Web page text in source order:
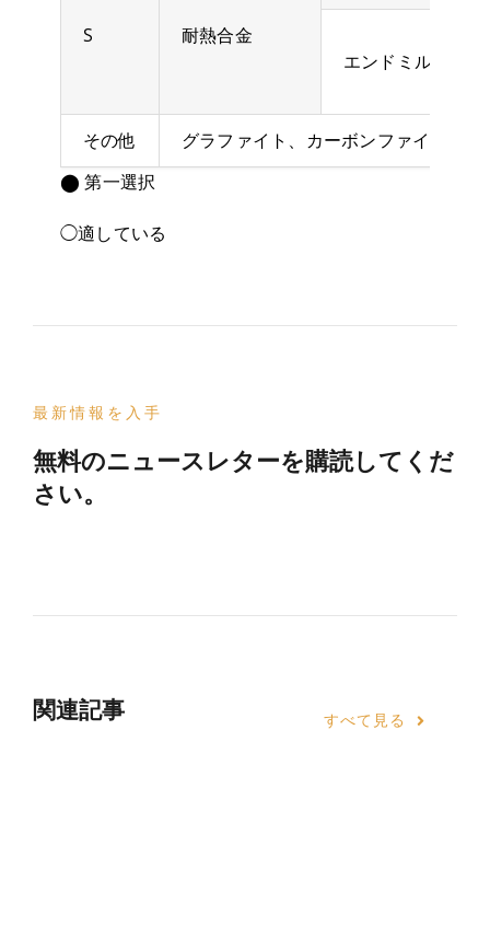
S 耐熱合金
エンドミル
その他
グラファイト、カーボンファイバー、
⬤ 第一選択
◯適している
最新情報を入手
無料のニュースレターを購読してくだ
さい。
関連記事 すべて見る